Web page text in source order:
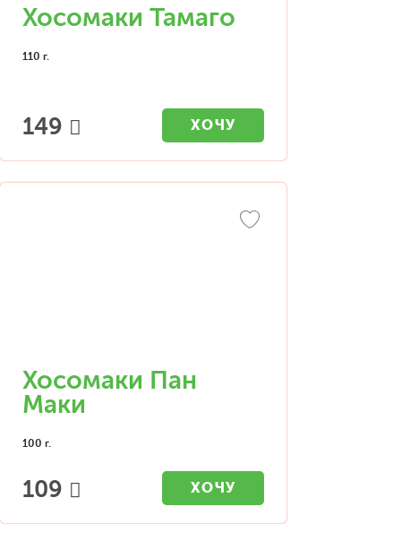
Хосомаки Тамаго
110 г.
149 ХОЧУ
Хосомаки Пан
Маки
100 г.
109 ХОЧУ